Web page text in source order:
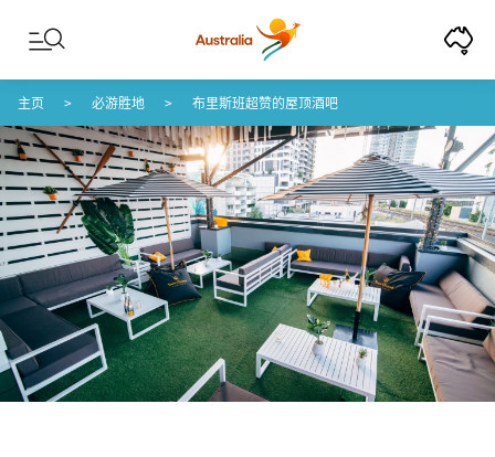
Skip to content
Skip to footer navigation
主页 必游胜地 布里斯班超赞的屋顶酒吧